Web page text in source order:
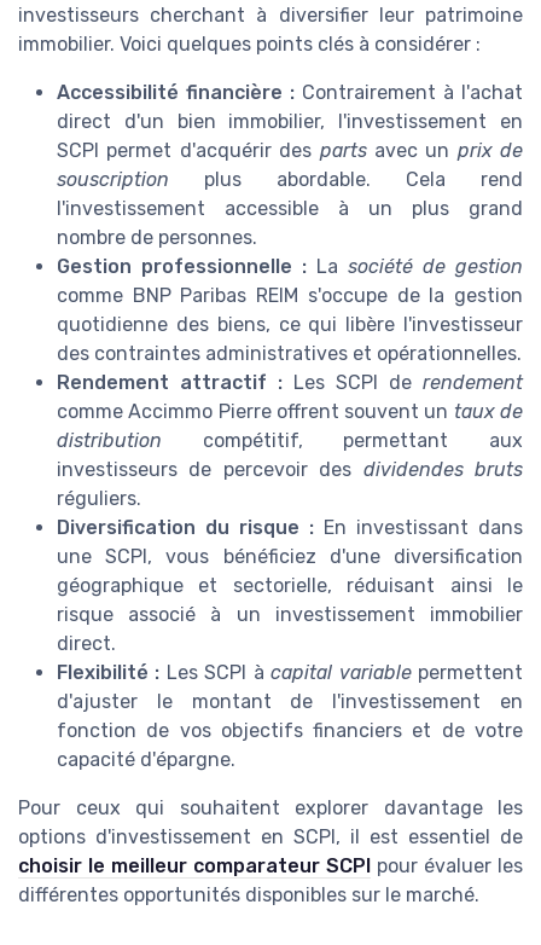
investisseurs cherchant à diversifier leur patrimoine
immobilier. Voici quelques points clés à considérer :
Accessibilité financière : Contrairement à l'achat
direct d'un bien immobilier, l'investissement en
SCPI permet d'acquérir des partsavec un prix de
souscription plus abordable. Cela rend
l'investissement accessible à un plus grand
nombre de personnes.
Gestion professionnelle : La société de gestion
comme BNP Paribas REIM s'occupe de la gestion
quotidienne des biens, ce qui libère l'investisseur
des contraintes administratives et opérationnelles.
Rendement attractif : Les SCPI de rendement
comme Accimmo Pierre offrent souvent un taux de
distribution compétitif, permettant aux
investisseurs de percevoir des dividendes bruts
réguliers.
Diversification du risque : En investissant dans
une SCPI, vous bénéficiez d'une diversification
géographique et sectorielle, réduisant ainsi le
risque associé à un investissement immobilier
direct.
Flexibilité : Les SCPI àcapital variablepermettent
d'ajuster le montant de l'investissement en
fonction de vos objectifs financiers et de votre
capacité d'épargne.
Pour ceux qui souhaitent explorer davantage les
options d'investissement en SCPI, il est essentiel de
choisir le meilleur comparateur SCPI pour évaluer les
différentes opportunités disponibles sur le marché.